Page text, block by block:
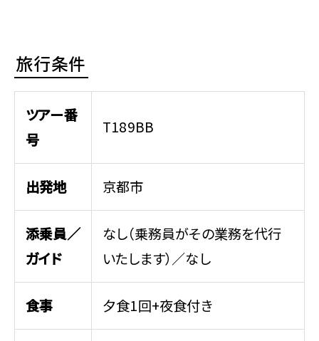
旅行条件
ツアー番
号
T189BB
出発地 京都市
添乗員／
ガイド
なし（乗務員がその業務を代行
いたします）／なし
食事 夕食1回+夜食付き